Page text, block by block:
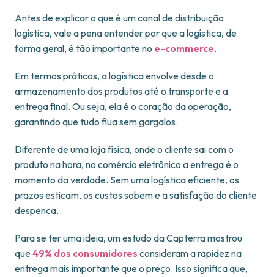
Antes de explicar o que é um canal de distribuição
logística, vale a pena entender por que a logística, de
forma geral, é tão importante no e-commerce.
Em termos práticos, a logística envolve desde o
armazenamento dos produtos até o transporte e a
entrega final. Ou seja, ela é o coração da operação,
garantindo que tudo flua sem gargalos.
Diferente de uma loja física, onde o cliente sai com o
produto na hora, no comércio eletrônico a entrega é o
momento da verdade. Sem uma logística eficiente, os
prazos esticam, os custos sobem e a satisfação do cliente
despenca.
Para se ter uma ideia, um estudo da Capterra mostrou
que49% dos consumidores consideram a rapidez na
entrega mais importante que o preço. Isso significa que,